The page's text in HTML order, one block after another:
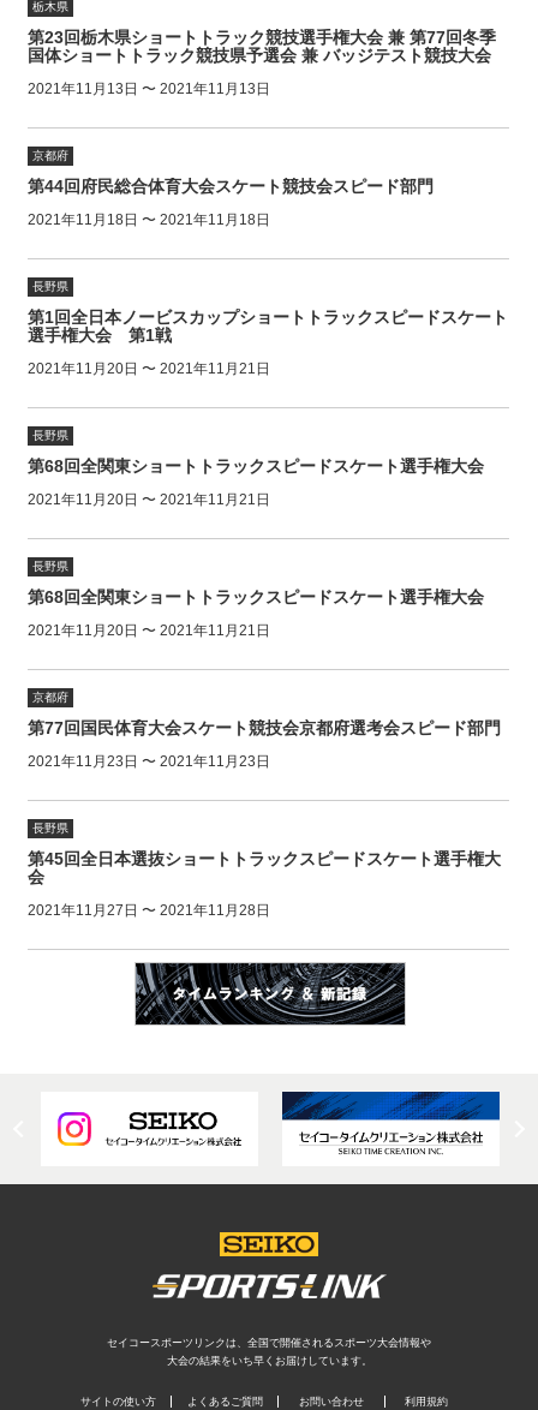
栃木県
第23回栃木県ショートトラック競技選手権大会 兼 第77回冬季
国体ショートトラック競技県予選会 兼 バッジテスト競技大会
2021年11月13日 〜 2021年11月13日
京都府
第44回府民総合体育大会スケート競技会スピード部門
2021年11月18日 〜 2021年11月18日
長野県
第1回全日本ノービスカップショートトラックスピードスケート
選手権大会 第1戦
2021年11月20日 〜 2021年11月21日
長野県
第68回全関東ショートトラックスピードスケート選手権大会
2021年11月20日 〜 2021年11月21日
長野県
第68回全関東ショートトラックスピードスケート選手権大会
2021年11月20日 〜 2021年11月21日
京都府
第77回国民体育大会スケート競技会京都府選考会スピード部門
2021年11月23日 〜 2021年11月23日
長野県
第45回全日本選抜ショートトラックスピードスケート選手権大
会
2021年11月27日 〜 2021年11月28日
セイコースポーツリンクは、全国で開催されるスポーツ大会情報や
大会の結果をいち早くお届けしています。
サイトの使い方 よくあるご質問 お問い合わせ 利用規約